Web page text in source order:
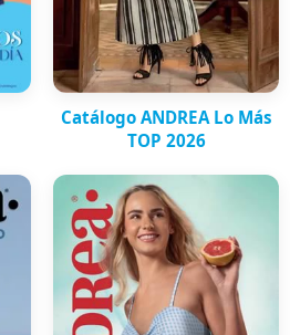
Catálogo ANDREA Lo Más
TOP 2026